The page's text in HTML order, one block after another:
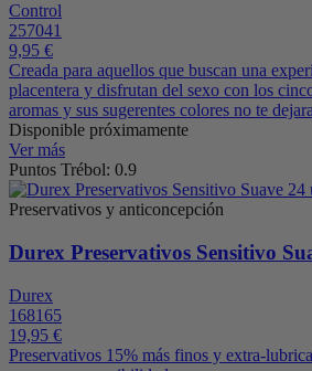
Control
257041
9,95 €
Creada para aquellos que buscan una
placentera y disfrutan del sexo con los
aromas y sus sugerentes colores no te
Disponible próximamente
Ver más
Puntos Trébol: 0.9
Preservativos y anticoncepción
Durex Preservativos Sensitivo
Durex
168165
19,95 €
Preservativos 15% más finos y extra-